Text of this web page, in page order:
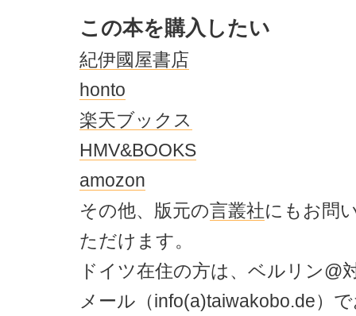
この本を購入したい
紀伊國屋書店
honto
楽天ブックス
HMV&BOOKS
amozon
その他、版元の言叢社にもお問
ただけます。
ドイツ在住の方は、ベルリン@
メール（info(a)taiwakobo.de）